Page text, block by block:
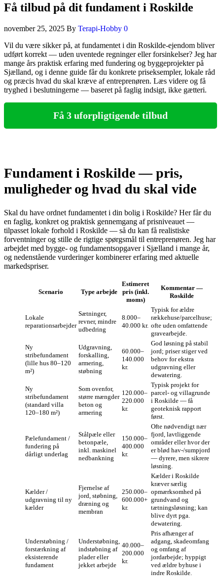
Få tilbud på dit fundament i Roskilde
november 25, 2025 By Terapi-Hobby 0
Vil du være sikker på, at fundamentet i din Roskilde‑ejendom bliver
udført korrekt — uden uventede regninger eller forsinkelser? Jeg har
mange års praktisk erfaring med fundering og byggeprojekter på
Sjælland, og i denne guide får du konkrete priseksempler, lokale råd
og præcis hvad du skal kræve af entreprenøren. Læs videre og få
tryghed i beslutningerne — baseret på faglig indsigt, ikke gætteri.
Få 3 uforpligtigende tilbud
Fundament i Roskilde — pris,
muligheder og hvad du skal vide
Skal du have ordnet fundamentet i din bolig i Roskilde? Her får du
en faglig, konkret og praktisk gennemgang af prisniveauet —
tilpasset lokale forhold i Roskilde — så du kan få realistiske
forventninger og stille de rigtige spørgsmål til entreprenøren. Jeg har
arbejdet med bygge- og fundamentsopgaver i Sjælland i mange år,
og nedenstående vurderinger kombinerer erfaring med aktuelle
markedspriser.
Scenario Type arbejde
Estimeret
pris (inkl.
moms)
Kommentar —
Roskilde
Lokale
reparationsarbejder
Sætninger,
revner, mindre
udbedring
8.000–
40.000 kr.
Typisk for ældre
rækkehuse/parcelhuse;
ofte uden omfattende
gravearbejde.
Ny
stribefundament
(lille hus 80–120
m²)
Udgravning,
forskalling,
armering,
støbning
60.000–
140.000
kr.
God løsning på stabil
jord; priser stiger ved
behov for ekstra
udgravning eller
dewatering.
Ny
stribefundament
(standard villa
120–180 m²)
Som ovenfor,
større mængder
beton og
armering
120.000–
220.000
kr.
Typisk projekt for
parcel- og villagrunde
i Roskilde — få
geoteknisk rapport
først.
Pælefundament /
fundering på
dårligt underlag
Stålpæle eller
betonpæle,
inkl. maskinel
nedbankning
150.000–
400.000
kr.
Ofte nødvendigt nær
fjord, lavtliggende
områder eller hvor der
er blød hav-/sumpjord
— dyrere, men sikrere
løsning.
Kælder /
udgravning til ny
kælder
Fjernelse af
jord, støbning,
dræning og
membran
250.000–
600.000+
kr.
Kælder i Roskilde
kræver særlig
opmærksomhed på
grundvand og
tætningsløsning; kan
blive dyrt pga.
dewatering.
Understøbning /
forstærkning af
eksisterende
fundament
Understøbning,
indstøbning af
plader eller
jekket arbejde
40.000–
200.000
kr.
Pris afhænger af
adgang, skadeomfang
og omfang af
jordarbejde; hyppigt
ved ældre byhuse i
indre Roskilde.